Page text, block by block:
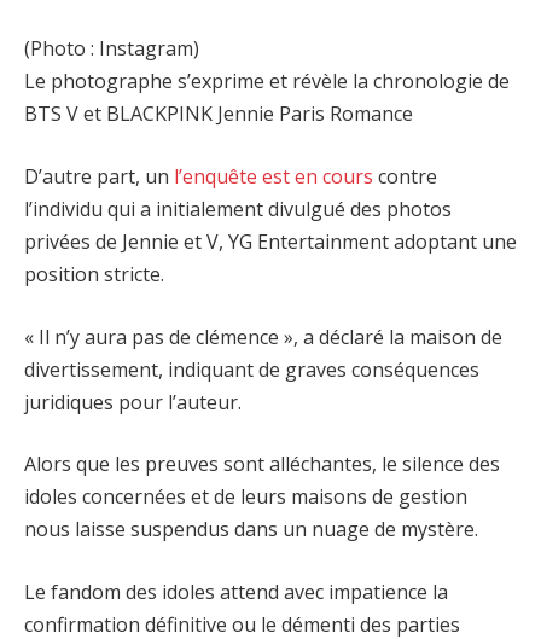
(Photo : Instagram)
Le photographe s’exprime et révèle la chronologie de
BTS V et BLACKPINK Jennie Paris Romance
D’autre part, un l’enquête est en cours contre
l’individu qui a initialement divulgué des photos
privées de Jennie et V, YG Entertainment adoptant une
position stricte.
« Il n’y aura pas de clémence », a déclaré la maison de
divertissement, indiquant de graves conséquences
juridiques pour l’auteur.
Alors que les preuves sont alléchantes, le silence des
idoles concernées et de leurs maisons de gestion
nous laisse suspendus dans un nuage de mystère.
Le fandom des idoles attend avec impatience la
confirmation définitive ou le démenti des parties